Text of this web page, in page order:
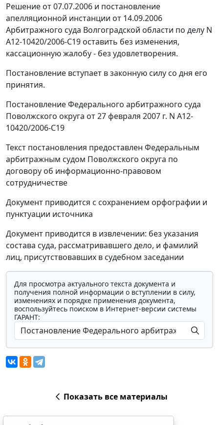
Решение от 07.07.2006 и постановление
апелляционной инстанции от 14.09.2006
Арбитражного суда Волгоградской области по делу N
А12-10420/2006-С19 оставить без изменения,
кассационную жалобу - без удовлетворения.
Постановление вступает в законную силу со дня его
принятия.
Постановление Федерального арбитражного суда
Поволжского округа от 27 февраля 2007 г. N А12-
10420/2006-С19
Текст постановления предоставлен Федеральным
арбитражным судом Поволжского округа по
договору об информационно-правовом
сотрудничестве
Документ приводится с сохранением орфографии и
пунктуации источника
Документ приводится в извлечении: без указания
состава суда, рассматривавшего дело, и фамилий
лиц, присутствовавших в судебном заседании
Для просмотра актуального текста документа и
получения полной информации о вступлении в силу,
изменениях и порядке применения документа,
воспользуйтесь поиском в Интернет-версии системы
ГАРАНТ:
Показать все материалы